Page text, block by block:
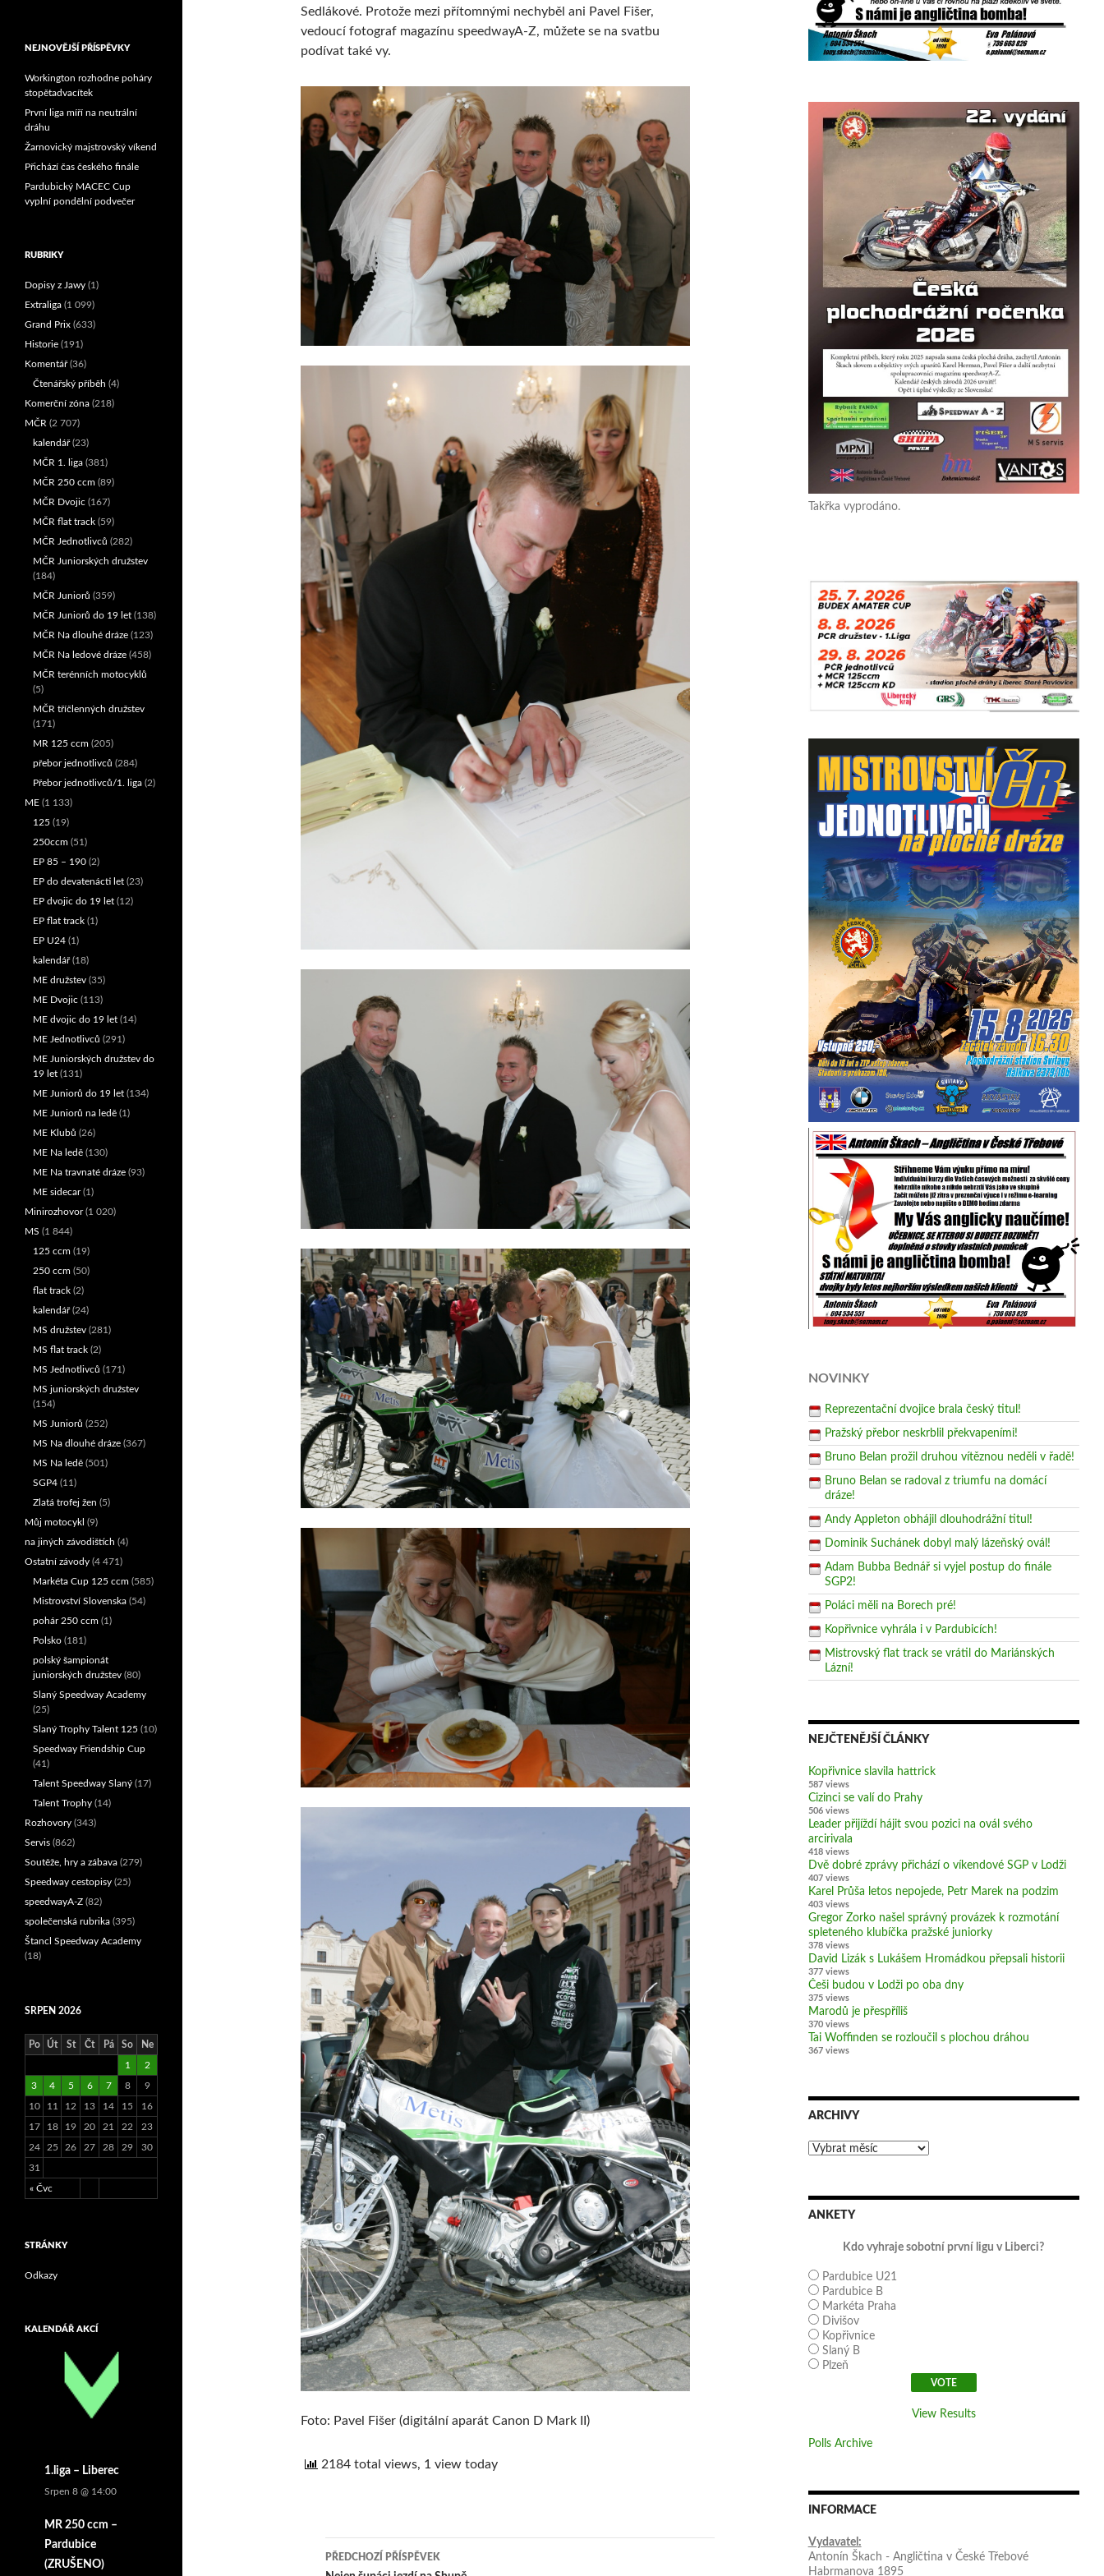
Sedlákové. Protože mezi přítomnými nechyběl ani Pavel Fišer,
vedoucí fotograf magazínu speedwayA-Z, můžete se na svatbu
podívat také vy.
Foto: Pavel Fišer (digitální aparát Canon D Mark II)
2184 total views, 1 view today
PŘEDCHOZÍ PŘÍSPĚVEK
Takřka vyprodáno.
NOVINKY
Reprezentační dvojice brala český titul!
Pražský přebor neskrblil překvapeními!
Bruno Belan prožil druhou vítěznou neděli v řadě!
Bruno Belan se radoval z triumfu na domácí
dráze!
Andy Appleton obhájil dlouhodrážní titul!
Dominik Suchánek dobyl malý lázeňský ovál!
Adam Bubba Bednář si vyjel postup do finále
SGP2!
Poláci měli na Borech pré!
Kopřivnice vyhrála i v Pardubicích!
Mistrovský flat track se vrátil do Mariánských
Lázní!
NEJČTENĚJŠÍ ČLÁNKY
Kopřivnice slavila hattrick
587 views
Cizinci se valí do Prahy
506 views
Leader přijíždí hájit svou pozici na ovál svého
arcirivala
418 views
Dvě dobré zprávy přichází o víkendové SGP v Lodži
407 views
Karel Průša letos nepojede, Petr Marek na podzim
403 views
Gregor Zorko našel správný provázek k rozmotání
spleteného klubíčka pražské juniorky
378 views
David Lizák s Lukášem Hromádkou přepsali historii
377 views
Češi budou v Lodži po oba dny
375 views
Marodů je přespříliš
370 views
Tai Woffinden se rozloučil s plochou dráhou
367 views
ARCHIVY
Archivy
ANKETY
Kdo vyhraje sobotní první ligu v Liberci?
Pardubice U21
Pardubice B
Markéta Praha
Divišov
Kopřivnice
Slaný B
Plzeň
View Results
Polls Archive
INFORMACE
Vydavatel:
Antonín Škach - Angličtina v České Třebové
Habrmanova 1895
NEJNOVĚJŠÍ PŘÍSPĚVKY
Workington rozhodne poháry
stopětadvacítek
První liga míří na neutrální
dráhu
Žarnovický majstrovský víkend
Přichází čas českého finále
Pardubický MACEC Cup
vyplní pondělní podvečer
RUBRIKY
Dopisy z Jawy (1)
Extraliga (1 099)
Grand Prix (633)
Historie (191)
Komentář(36)
Čtenářský příběh (4)
Komerční zóna (218)
MČR (2 707)
kalendář(23)
MČR 1. liga (381)
MČR 250 ccm (89)
MČR Dvojic (167)
MČR flat track (59)
MČR Jednotlivců (282)
MČR Juniorských družstev
(184)
MČR Juniorů (359)
MČR Juniorů do 19 let (138)
MČR Na dlouhé dráze (123)
MČR Na ledové dráze (458)
MČR terénních motocyklů
(5)
MČR tříčlenných družstev
(171)
MR 125 ccm (205)
přebor jednotlivců (284)
Přebor jednotlivců/1. liga (2)
ME (1 133)
125 (19)
250ccm (51)
EP 85 – 190 (2)
EP do devatenácti let (23)
EP dvojic do 19 let (12)
EP flat track (1)
EP U24 (1)
kalendář(18)
ME družstev (35)
ME Dvojic (113)
ME dvojic do 19 let (14)
ME Jednotlivců (291)
ME Juniorských družstev do
19 let (131)
ME Juniorů do 19 let (134)
ME Juniorů na ledě (1)
ME Klubů (26)
ME Na ledě (130)
ME Na travnaté dráze (93)
ME sidecar(1)
Minirozhovor(1 020)
MS (1 844)
125 ccm (19)
250 ccm (50)
flat track (2)
kalendář(24)
MS družstev (281)
MS flat track (2)
MS Jednotlivců (171)
MS juniorských družstev
(154)
MS Juniorů (252)
MS Na dlouhé dráze (367)
MS Na ledě (501)
SGP4 (11)
Zlatá trofej žen (5)
Můj motocykl (9)
na jiných závodištích (4)
Ostatní závody (4 471)
Markéta Cup 125 ccm (585)
Mistrovství Slovenska (54)
pohár 250 ccm (1)
Polsko (181)
polský šampionát
juniorských družstev (80)
Slaný Speedway Academy
(25)
Slaný Trophy Talent 125 (10)
Speedway Friendship Cup
(41)
Talent Speedway Slaný (17)
Talent Trophy (14)
Rozhovory (343)
Servis (862)
Soutěže, hry a zábava (279)
Speedway cestopisy (25)
speedwayA-Z (82)
společenská rubrika (395)
Štancl Speedway Academy
(18)
SRPEN 2026
Po Út St Čt Pá So Ne
« Čvc
1 2
3 4 5 6 7 8 9
10 11 12 13 14 15 16
17 18 19 20 21 22 23
24 25 26 27 28 29 30
31
STRÁNKY
Odkazy
KALENDÁŘ AKCÍ
1.liga – Liberec
Srpen 8 @ 14:00
MR 250 ccm –
Pardubice
(ZRUŠENO)